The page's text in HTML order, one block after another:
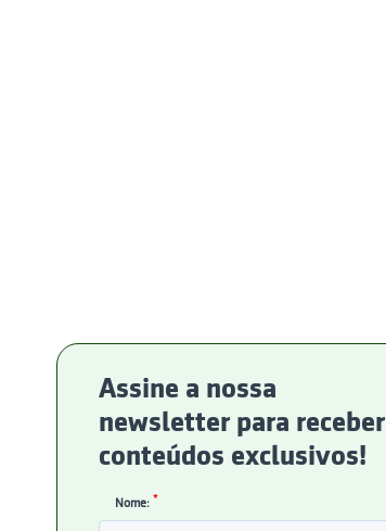
Assine a nossa
newsletter para receber
conteúdos exclusivos!
Nome: *